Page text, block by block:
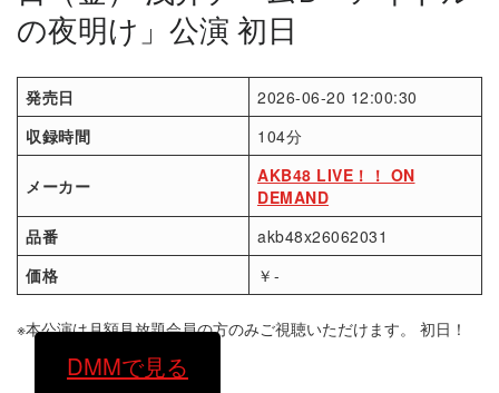
の夜明け」公演 初日
発売日
2026-06-20 12:00:30
収録時間
104分
メーカー
AKB48 LIVE！！ ON
DEMAND
品番
akb48x26062031
価格
￥-
※本公演は月額見放題会員の方のみご視聴いただけます。 初日！
DMMで見る